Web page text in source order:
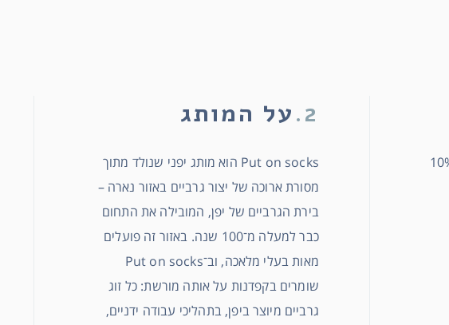
16% צמר, 13% כותנה, 10%
2. על המותג
Put on socks הוא מותג יפני שנולד מתוך
מסורת ארוכה של יצור גרביים באזור נארה –
בירת הגרביים של יפן, המובילה את התחום
כבר למעלה מ־100 שנה. באזור זה פועלים
מאות בעלי מלאכה, וב־Put on socks
שומרים בקפדנות על אותה מורשת: כל זוג
גרביים מיוצר ביפן, בתהליכי עבודה ידניים,